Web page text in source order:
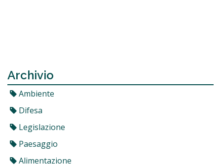
Archivio
Ambiente
Difesa
Legislazione
Paesaggio
Alimentazione